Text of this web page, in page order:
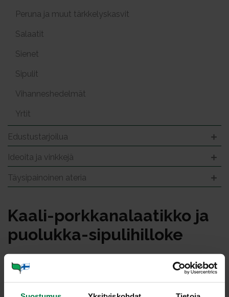
Peruna ja muut tärkkelyskasvit
Salaatit
Sienet
Sipulit
Vihanneshedelmät
Yrtit
Edustustarjoilua
Ideoita ja vinkkejä
Täysipainoinen ateria
Kaa­li-pork­ka­na­laa­tik­ko ja
puo­luk­ka-si­pu­li­hil­lo­ke
Annosmäärä